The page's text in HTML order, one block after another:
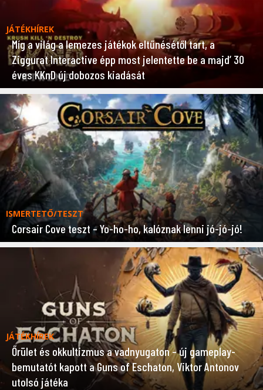
JÁTÉKHÍREK
Míg a világ a lemezes játékok eltűnésétől tart, a
Ziggurat Interactive épp most jelentette be a majd’ 30
éves KKnD új dobozos kiadását
ISMERTETŐ/TESZT
Corsair Cove teszt – Yo-ho-ho, kalóznak lenni jó-jó-jó!
JÁTÉKHÍREK
Őrület és okkultizmus a vadnyugaton – új gameplay-
bemutatót kapott a Guns of Eschaton, Viktor Antonov
utolsó játéka